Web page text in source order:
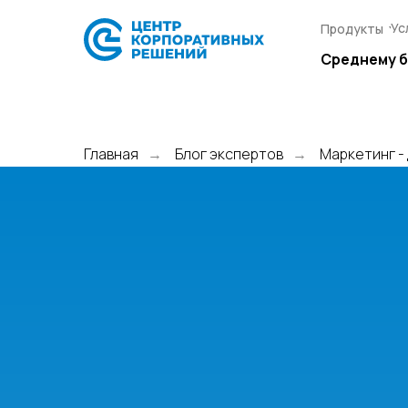
Продукты
Среднему
Продукты
Среднему
Главная → Блог экспертов → Маркетинг -